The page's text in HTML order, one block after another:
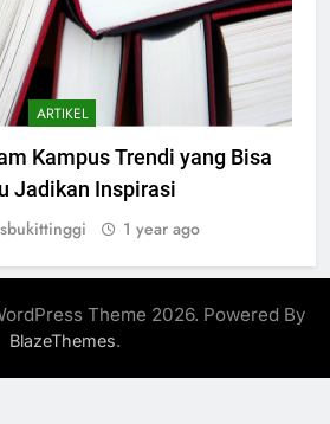
ARTIKEL
Kampus Trendi yang Bisa
Jadikan Inspirasi
1 year ago
Theme 2026. Powered By
BlazeThemes.